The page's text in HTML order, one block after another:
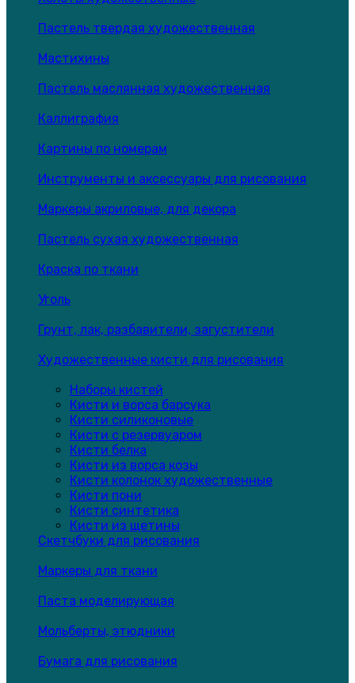
Пастель твердая художественная
Мастихины
Пастель маслянная художественная
Каллиграфия
Картины по номерам
Инструменты и аксессуары для рисования
Маркеры акриловые, для декора
Пастель сухая художественная
Краска по ткани
Уголь
Грунт, лак, разбавители, загустители
Художественные кисти для рисования
Наборы кистей
Кисти и ворса барсука
Кисти силиконовые
Кисти с резервуаром
Кисти белка
Кисти из ворса козы
Кисти колонок художественные
Кисти пони
Кисти синтетика
Кисти из щетины
Скетчбуки для рисования
Маркеры для ткани
Паста моделирующая
Мольберты, этюдники
Бумага для рисования